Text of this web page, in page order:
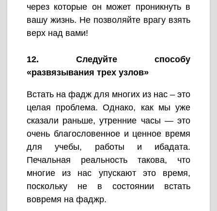
через которые он может проникнуть в
вашу жизнь. Не позволяйте врагу взять
верх над вами!
12. Следуйте способу
«развязывания трех узлов»
Встать на фадж для многих из нас – это
целая проблема. Однако, как мы уже
сказали раньше, утренние часы — это
очень благословенное и ценное время
для учебы, работы и ибадата.
Печальная реальность такова, что
многие из нас упускают это время,
поскольку не в состоянии встать
вовремя на фаджр.